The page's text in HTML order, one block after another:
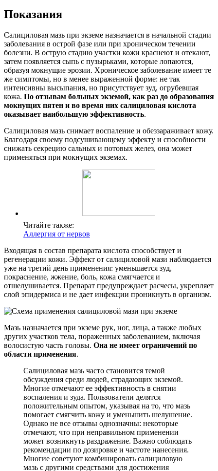
Показания
Салициловая мазь при экземе назначается в начальной стадии
заболевания в острой фазе или при хроническом течении
болезни. В острую стадию участки кожи краснеют и отекают,
затем появляется сыпь с пузырьками, которые лопаются,
образуя мокнущие эрозии. Хроническое заболевание имеет те
же симптомы, но в менее выраженной форме: не так
интенсивны высыпания, но присутствует зуд, огрубевшая
кожа. По отзывам больных экземой, как раз до образования
мокнущих пятен и во время них салициловая кислота
оказывает наибольшую эффективность.
Салициловая мазь снимает воспаление и обеззараживает кожу.
Благодаря своему подсушивающему эффекту и способности
снижать секрецию сальных и потовых желез, она может
применяться при мокнущих экземах.
Читайте также:
Аллергия от нервов
Входящая в состав препарата кислота способствует и
регенерации кожи. Эффект от салициловой мази наблюдается
уже на третий день применения: уменьшается зуд,
покраснение, жжение, боль, кожа смягчается и
отшелушивается. Препарат предупреждает расчесы, укрепляет
слой эпидермиса и не дает инфекции проникнуть в организм.
Мазь назначается при экземе рук, ног, лица, а также любых
других участков тела, пораженных заболеванием, включая
волосистую часть головы. Она не имеет ограничений по
области применения.
Салициловая мазь часто становится темой
обсуждения среди людей, страдающих экземой.
Многие отмечают ее эффективность в снятии
воспаления и зуда. Пользователи делятся
положительным опытом, указывая на то, что мазь
помогает смягчить кожу и уменьшить шелушение.
Однако не все отзывы однозначны: некоторые
отмечают, что при неправильном применении
может возникнуть раздражение. Важно соблюдать
рекомендации по дозировке и частоте нанесения.
Многие советуют комбинировать салициловую
мазь с другими средствами для достижения